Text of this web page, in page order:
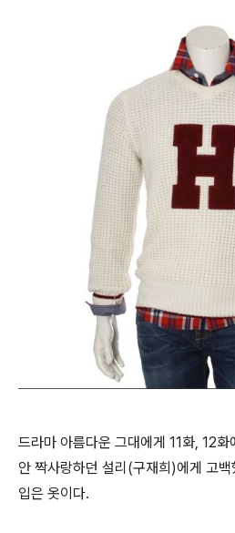
드라마 아름다운 그대에게 11화, 12
안 짝사랑하던 설리(구재희)에게 고
입은 옷이다.